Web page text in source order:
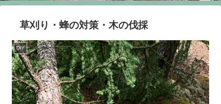
草刈り・蜂の対策・木の伐採
DIY